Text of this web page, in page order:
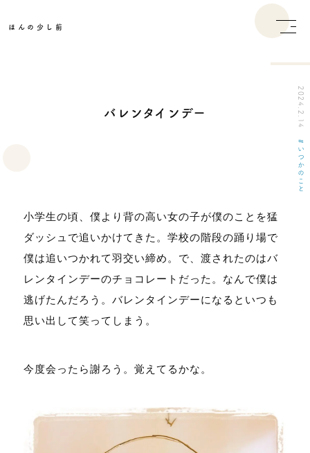
ほんの少し前
バレンタインデー 2024.2.14
いつかのこと
小学生の頃、僕より背の高い女の子が僕のことを猛
ダッシュで追いかけてきた。学校の階段の踊り場で
僕は追いつかれて羽交い締め。で、渡されたのはバ
レンタインデーのチョコレートだった。なんで僕は
逃げたんだろう。バレンタインデーになるといつも
思い出して笑ってしまう。
今度会ったら謝ろう。覚えてるかな。